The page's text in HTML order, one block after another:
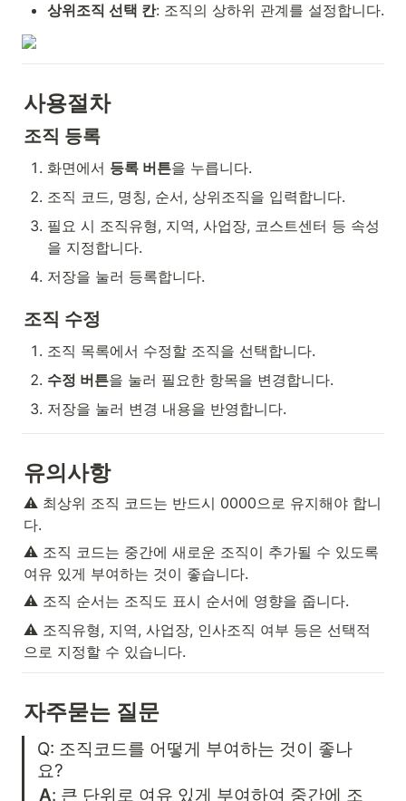
상위조직 선택 칸: 조직의 상하위 관계를 설정합니다.
사용절차
조직 등록
화면에서 등록 버튼을 누릅니다.
조직 코드, 명칭, 순서, 상위조직을 입력합니다.
필요 시 조직유형, 지역, 사업장, 코스트센터 등 속성
을 지정합니다.
저장을 눌러 등록합니다.
조직 수정
조직 목록에서 수정할 조직을 선택합니다.
수정 버튼을 눌러 필요한 항목을 변경합니다.
저장을 눌러 변경 내용을 반영합니다.
유의사항
⚠️ 최상위 조직 코드는 반드시 0000으로 유지해야 합니
다.
⚠️ 조직 코드는 중간에 새로운 조직이 추가될 수 있도록
여유 있게 부여하는 것이 좋습니다.
⚠️ 조직 순서는 조직도 표시 순서에 영향을 줍니다.
⚠️ 조직유형, 지역, 사업장, 인사조직 여부 등은 선택적
으로 지정할 수 있습니다.
자주묻는 질문
Q: 조직코드를 어떻게 부여하는 것이 좋나
요?
A: 큰 단위로 여유 있게 부여하여 중간에 조